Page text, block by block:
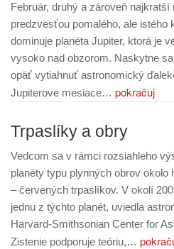
Február, druhý a zároveň
predzvesťou pomalého, ale istého
dominuje planéta Jupiter, ktorá je
vysoko nad obzorom. Naskytne
opäť vytiahnuť astronomický
Jupiterove mesiace… pokračuj
Trpaslíky a obry
Vedcom sa v rámci rozsiahleho
planéty typu plynných obrov
– červených trpaslíkov. V okolí
jednu z týchto planét, uviedla
Harvard-Smithsonian Center for
Zistenie podporuje teóriu,…